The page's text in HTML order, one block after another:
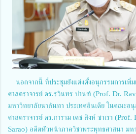
นอกจากนี้ ที่ประชุมยังแต่งตั้งอนุกรรมการเพิ่
ศาสตราจารย์ ดร.รวินทร ปานฑ์ (Prof. Dr.
มหาวิทยาลัยนาลันทา ประเทศอินเดีย ในคณะอ
ศาสตราจารย์ ดร.การาม เดช สิงห์ ซาเรา
Sarao) อดีตหัวหน้าภาควิชาพระพุทธศาสนา มห